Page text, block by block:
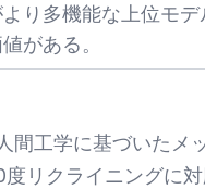
より多機能な上位モ
がある。
間工学に基づいたメ
度リクライニングに